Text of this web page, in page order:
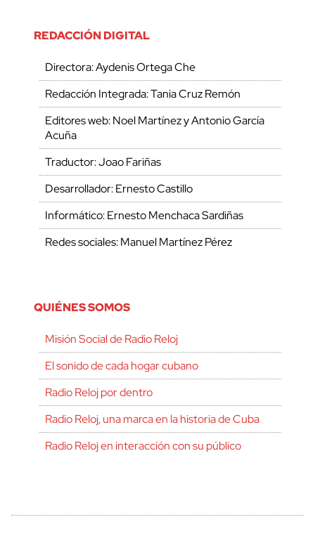
REDACCIÓN DIGITAL
Directora: Aydenis Ortega Che
Redacción Integrada: Tania Cruz Remón
Editores web: Noel Martínez y Antonio García
Acuña
Traductor: Joao Fariñas
Desarrollador: Ernesto Castillo
Informático: Ernesto Menchaca Sardiñas
Redes sociales: Manuel Martínez Pérez
QUIÉNES SOMOS
Misión Social de Radio Reloj
El sonido de cada hogar cubano
Radio Reloj por dentro
Radio Reloj, una marca en la historia de Cuba
Radio Reloj en interacción con su público